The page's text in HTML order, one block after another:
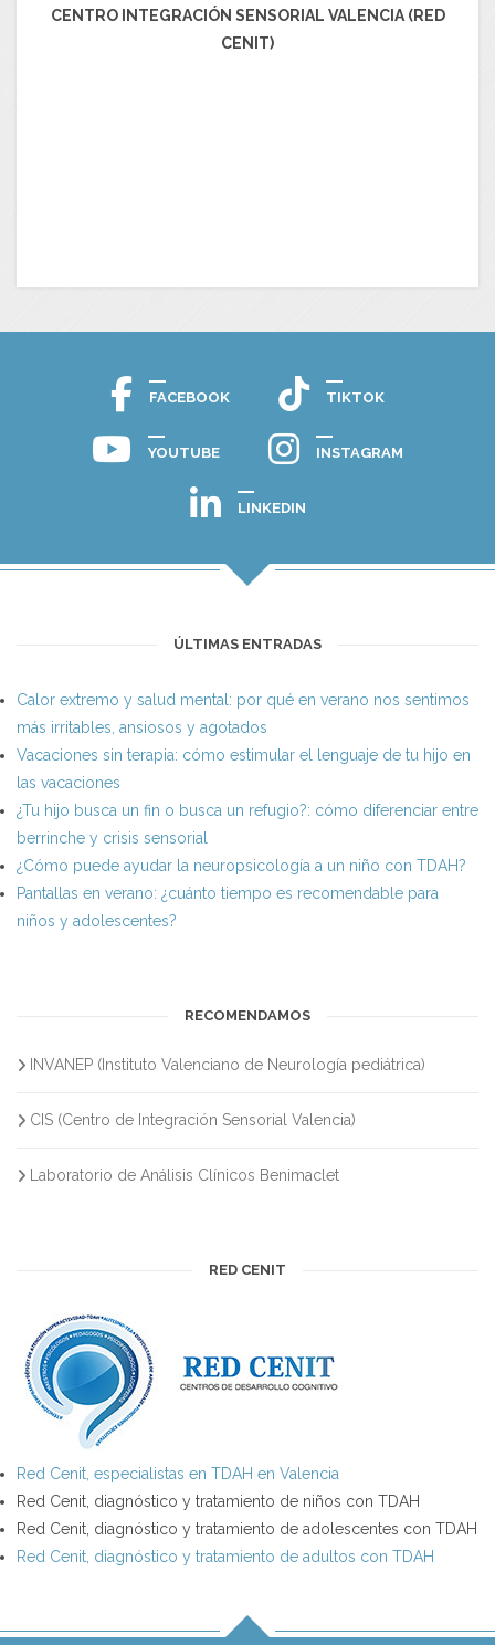
CENTRO INTEGRACIÓN SENSORIAL VALENCIA (RED
CENIT)
FACEBOOK TIKTOK
YOUTUBE INSTAGRAM
LINKEDIN
ÚLTIMAS ENTRADAS
Calor extremo y salud mental: por qué en verano nos sentimos
más irritables, ansiosos y agotados
Vacaciones sin terapia: cómo estimular el lenguaje de tu hijo en
las vacaciones
¿Tu hijo busca un fin o busca un refugio?: cómo diferenciar entre
berrinche y crisis sensorial
¿Cómo puede ayudar la neuropsicología a un niño con TDAH?
Pantallas en verano: ¿cuánto tiempo es recomendable para
niños y adolescentes?
RECOMENDAMOS
INVANEP (Instituto Valenciano de Neurología pediátrica)
CIS (Centro de Integración Sensorial Valencia)
Laboratorio de Análisis Clínicos Benimaclet
RED CENIT
Red Cenit, especialistas en TDAH en Valencia
Red Cenit, diagnóstico y tratamiento de niños con TDAH
Red Cenit, diagnóstico y tratamiento de adolescentes con TDAH
Red Cenit, diagnóstico y tratamiento de adultos con TDAH